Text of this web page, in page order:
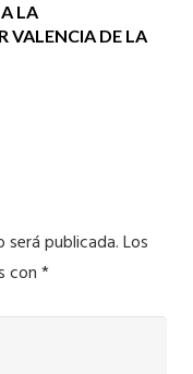
LA
VALENCIA DE LA
publicada.Los
con*